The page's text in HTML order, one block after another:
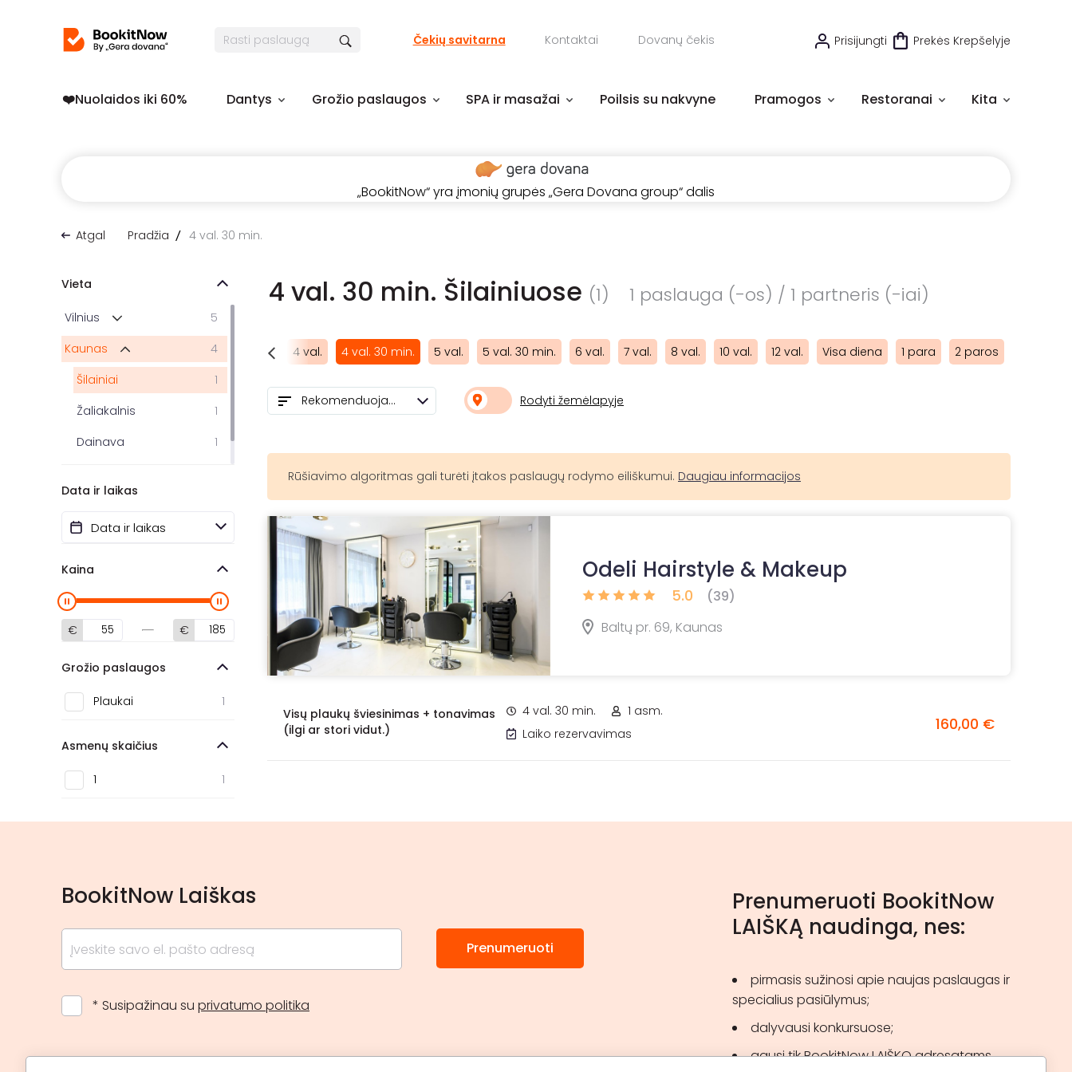
Čekių savitarna Kontaktai Dovanų čekis Prisijungti Prekės Krepšelyje
❤️️Nuolaidos iki 60% Dantys Grožio paslaugos SPA ir masažai Poilsis su nakvyne Pramogos Restoranai Kita
„BookitNow“ yra įmonių grupės „Gera Dovana group“ dalis
Atgal Pradžia 4 val. 30 min.
4 val. 30 min. Šilainiuose (1) 1 paslauga (-os) / 1 partneris (-iai)
2 val. 30 min. 3 val. 30min. 4 val. 4 val. 30 min. 5 val. 5 val. 30 min. 6 val. 7 val. 8 val. 10 val. 12 val. Visa diena 1 para 2 paros
Vieta
Vilnius
5
Kaunas
4
Šilainiai
1
Žaliakalnis
1
Dainava
1
Data ir laikas
Kaina
€ €
Grožio paslaugos
Plaukai 1
Asmenų skaičius
1 1
Rekomenduojami Rodyti žemėlapyje
Rūšiavimo algoritmas gali turėti įtakos paslaugų rodymo eiliškumui. Daugiau informacijos
Odeli Hairstyle & Makeup
5.0
(39)
Baltų pr. 69, Kaunas
Visų plaukų šviesinimas + tonavimas
(ilgi ar stori vidut.)
4 val. 30 min.
1 asm.
Laiko rezervavimas
160,00 €
BookitNow Laiškas
* Susipažinau su privatumo politika
Prenumeruoti
Prenumeruoti BookitNow
LAIŠKĄ naudinga, nes:
pirmasis sužinosi apie naujas paslaugas ir
specialius pasiūlymus;
dalyvausi konkursuose;
gausi tik BookitNow LAIŠKO adresatams